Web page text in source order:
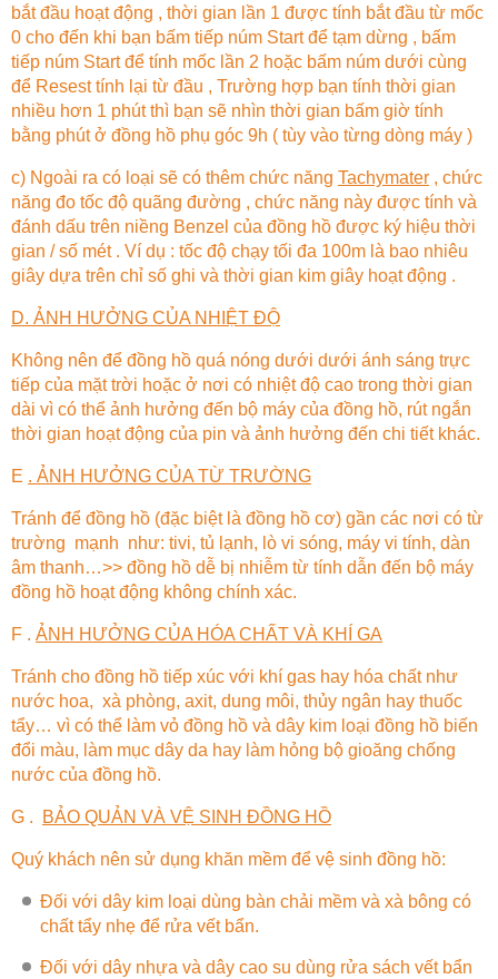
bắt đầu hoạt động , thời gian lần 1 được tính bắt đầu từ mốc
0 cho đến khi bạn bấm tiếp núm Start để tạm dừng , bấm
tiếp núm Start để tính mốc lần 2 hoặc bấm núm dưới cùng
để Resest tính lại từ đầu , Trường hợp bạn tính thời gian
nhiều hơn 1 phút thì bạn sẽ nhìn thời gian bấm giờ tính
bằng phút ở đồng hồ phụ góc 9h ( tùy vào từng dòng máy )
c) Ngoài ra có loại sẽ có thêm chức năng Tachymater , chức
năng đo tốc độ quãng đường , chức năng này được tính và
đánh dấu trên niềng Benzel của đồng hồ được ký hiệu thời
gian / số mét . Ví dụ : tốc độ chạy tối đa 100m là bao nhiêu
giây dựa trên chỉ số ghi và thời gian kim giây hoạt động .
D. ẢNH HƯỞNG CỦA NHIỆT ĐỘ
Không nên để đồng hồ quá nóng dưới dưới ánh sáng trực
tiếp của mặt trời hoặc ở nơi có nhiệt độ cao trong thời gian
dài vì có thể ảnh hưởng đến bộ máy của đồng hồ, rút ngắn
thời gian hoạt động của pin và ảnh hưởng đến chi tiết khác.
E . ẢNH HƯỞNG CỦA TỪ TRƯỜNG
Tránh để đồng hồ (đặc biệt là đồng hồ cơ) gần các nơi có từ
trường mạnh như: tivi, tủ lạnh, lò vi sóng, máy vi tính, dàn
âm thanh…>> đồng hồ dễ bị nhiễm từ tính dẫn đến bộ máy
đồng hồ hoạt động không chính xác.
F . ẢNH HƯỞNG CỦA HÓA CHẤT VÀ KHÍ GA
Tránh cho đồng hồ tiếp xúc với khí gas hay hóa chất như
nước hoa, xà phòng, axit, dung môi, thủy ngân hay thuốc
tẩy… vì có thể làm vỏ đồng hồ và dây kim loại đồng hồ biến
đổi màu, làm mục dây da hay làm hỏng bộ gioăng chống
nước của đồng hồ.
G . BẢO QUẢN VÀ VỆ SINH ĐỒNG HỒ
Quý khách nên sử dụng khăn mềm để vệ sinh đồng hồ:
Đối với dây kim loại dùng bàn chải mềm và xà bông có
chất tẩy nhẹ để rửa vết bẩn.
Đối với dây nhựa và dây cao su dùng rửa sách vết bẩn